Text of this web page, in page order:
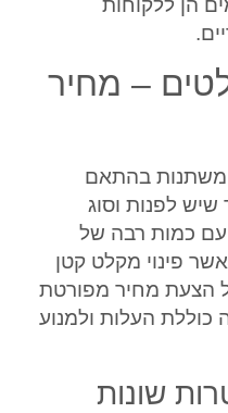
– מחיר
משתנות בהתאם
לפנות וסוג
עם כמות רבה של
פינוי מקלט קטן
הצעת מחיר מפורטת
כוללת העלות ולמנוע
שונות